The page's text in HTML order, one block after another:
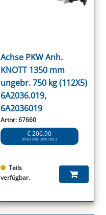
Achse PKW Anh.
KNOTT 1350 mm
ungebr. 750 kg (112X5)
6A2036.019,
6A2036019
Artnr: 67660
€ 206.90
(Preis inkl. 20% USt.)
Teils
verfügbar.